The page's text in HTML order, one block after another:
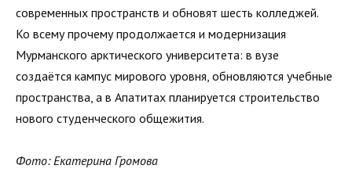
современных пространств и обновят шесть колледжей.
Ко всему прочему продолжается и модернизация
Мурманского арктического университета: в вузе
создаётся кампус мирового уровня, обновляются учебные
пространства, а в Апатитах планируется строительство
нового студенческого общежития.
Фото: Екатерина Громова